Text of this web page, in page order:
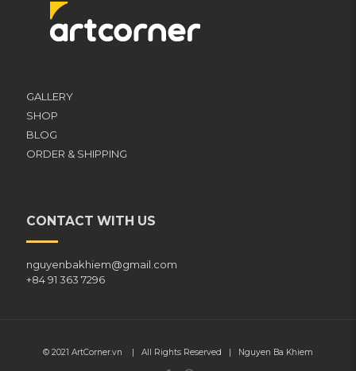
GALLERY
SHOP
BLOG
ORDER & SHIPPING
CONTACT WITH US
nguyenbakhiem@gmail.com
+84 91 363 7296
© 2021 ArtCorner.vn | All Rights Reserved | Nguyen Ba Khiem